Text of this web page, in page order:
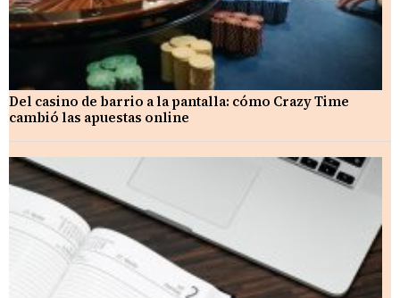
Del casino de barrio a la pantalla: cómo Crazy Time
cambió las apuestas online